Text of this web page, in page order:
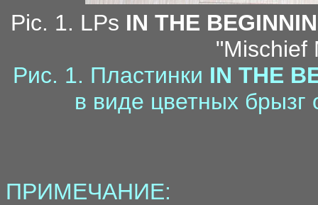
Pic. 1. LPs IN THE
"Mischief
Рис. 1. Пластинки IN THE
в виде цветных брызг
ПРИМЕЧАНИЕ: